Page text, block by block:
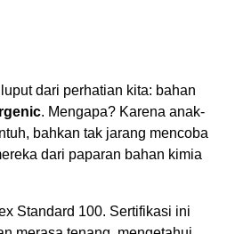
dari perhatian kita: bahan
. Mengapa? Karena anak-
bahkan tak jarang mencoba
dari paparan bahan kimia
Standard 100. Sertifikasi ini